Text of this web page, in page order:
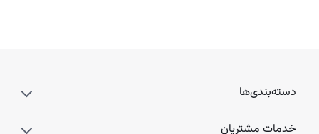
دسته‌بندی‌ها
خدمات مشتریان